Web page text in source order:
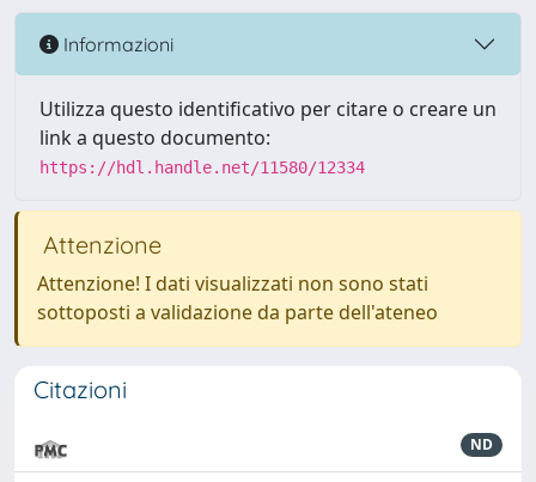
Informazioni
Utilizza questo identificativo per citare o creare un
link a questo documento:
https://hdl.handle.net/11580/12334
Attenzione
Attenzione! I dati visualizzati non sono stati
sottoposti a validazione da parte dell'ateneo
Citazioni
ND